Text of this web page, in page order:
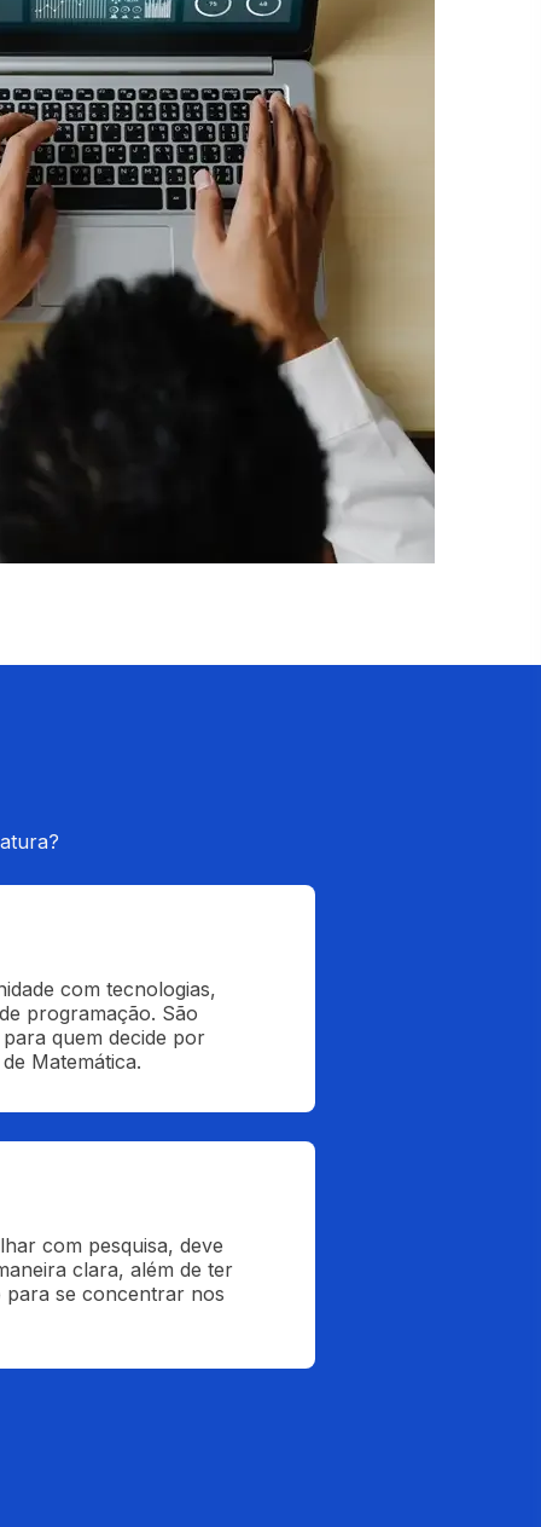
com tecnologias,
programação. São
quem decide por
Matemática.
com pesquisa, deve
clara, além de ter
para se concentrar nos